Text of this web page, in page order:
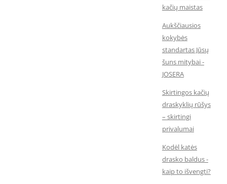
kačių maistas
Aukščiausios
kokybės
standartas Jūsų
šuns mitybai -
JOSERA
Skirtingos kačių
draskyklių rūšys
– skirtingi
privalumai
Kodėl katės
drasko baldus -
kaip to išvengti?